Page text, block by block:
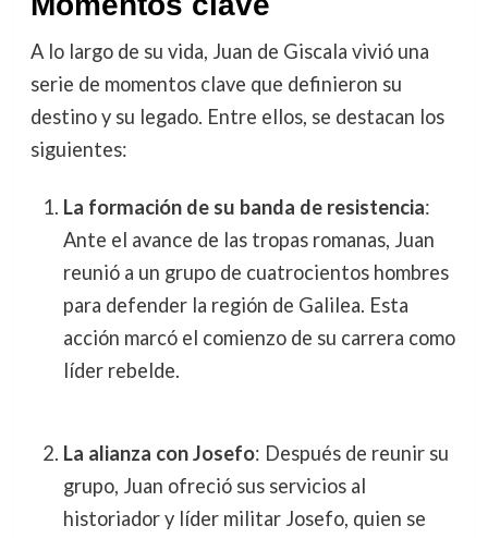
A lo largo de su vida, Juan de Giscala vivió una
serie de momentos clave que definieron su
destino y su legado. Entre ellos, se destacan los
siguientes:
La formación de su banda de resistencia:
Ante el avance de las tropas romanas, Juan
reunió a un grupo de cuatrocientos hombres
para defender la región de Galilea. Esta
acción marcó el comienzo de su carrera como
líder rebelde.
La alianza con Josefo: Después de reunir su
grupo, Juan ofreció sus servicios al
historiador y líder militar Josefo, quien se